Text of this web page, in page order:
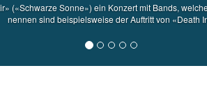
(«Schwarze Sonne») ein Konzert mit Bands,
nennen sind beispielsweise der Auftritt von «Death